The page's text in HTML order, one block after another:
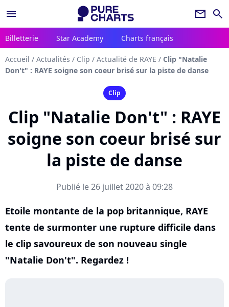
menu newsletter search
Billetterie Star Academy Charts français
Accueil / Actualités / Clip / Actualité de RAYE / Clip "Natalie
Don't" : RAYE soigne son coeur brisé sur la piste de danse
Clip
Clip "Natalie Don't" : RAYE
soigne son coeur brisé sur
la piste de danse
Publié le 26 juillet 2020 à 09:28
Etoile montante de la pop britannique, RAYE
tente de surmonter une rupture difficile dans
le clip savoureux de son nouveau single
"Natalie Don't". Regardez !